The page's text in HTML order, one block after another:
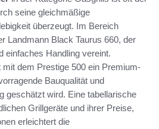
seine gleichmäßige
überzeugt. Im Bereich
Landmann Black Taurus 660, der
einfaches Handling vereint.
mit dem Prestige 500 ein Premium-
Bauqualität und
geschätzt wird. Eine tabellarische
Grillgeräte und ihrer Preise,
erleichtert die